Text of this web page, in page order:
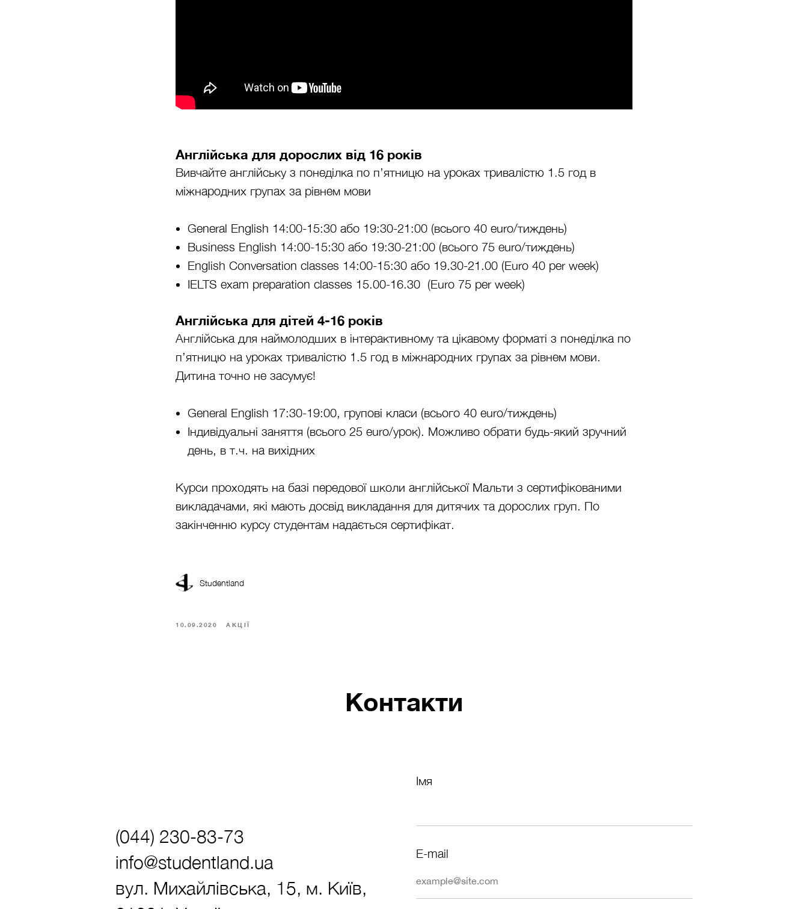
Англійська для дорослих від 16 років
Вивчайте англійську з понеділка по п’ятницю на уроках тривалістю 1.5 год в
міжнародних групах за рівнем мови
General English 14:00-15:30 або 19:30-21:00 (всього 40 euro/тиждень)
Business English 14:00-15:30 або 19:30-21:00 (всього 75 euro/тиждень)
English Conversation classes 14:00-15:30 або 19.30-21.00 (Euro 40 per week)
IELTS exam preparation classes 15.00-16.30 (Euro 75 per week)
Англійська для дітей 4-16 років
Англійська для наймолодших в інтерактивному та цікавому форматі з понеділка по
п’ятницю на уроках тривалістю 1.5 год в міжнародних групах за рівнем мови.
Дитина точно не засумує!
General English 17:30-19:00, групові класи (всього 40 euro/тиждень)
Індивідуальні заняття (всього 25 euro/урок). Можливо обрати будь-який зручний
день, в т.ч. на вихідних
Курси проходять на базі передової школи англійської Мальти з сертифікованими
викладачами, які мають досвід викладання для дитячих та дорослих груп. По
закінченню курсу студентам надається сертифікат.
Studentland
10.09.2020 АКЦІЇ
Контакти
(044) 230-83-73
info@studentland.ua
вул. Михайлівська, 15, м. Київ,
Імя
E-mail